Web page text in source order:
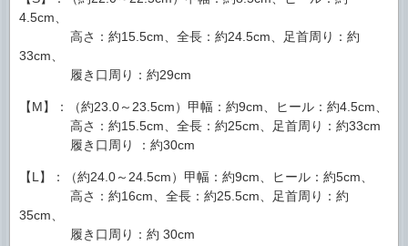
4.5cm、
高さ：約15.5cm、全長：約24.5cm、足首周り：約
33cm、
履き口周り：約29cm
【M】：（約23.0～23.5cm）甲幅：約9cm、ヒール：約4.5cm、
高さ：約15.5cm、全長：約25cm、足首周り：約33cm
履き口周り ：約30cm
【L】：（約24.0～24.5cm）甲幅：約9cm、ヒール：約5cm、
高さ：約16cm、全長：約25.5cm、足首周り：約
35cm、
履き口周り：約 30cm